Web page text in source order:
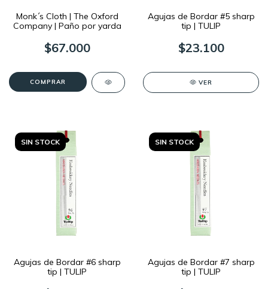
Monk´s Cloth | The Oxford
Company | Paño por yarda
$67.000
Agujas de Bordar #5 sharp
tip | TULIP
$23.100
VER
SIN STOCK
Agujas de Bordar #6 sharp
tip | TULIP
SIN STOCK
Agujas de Bordar #7 sharp
tip | TULIP